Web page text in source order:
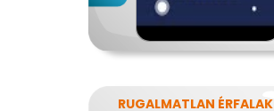
RUGALMATLAN ÉRFALAK